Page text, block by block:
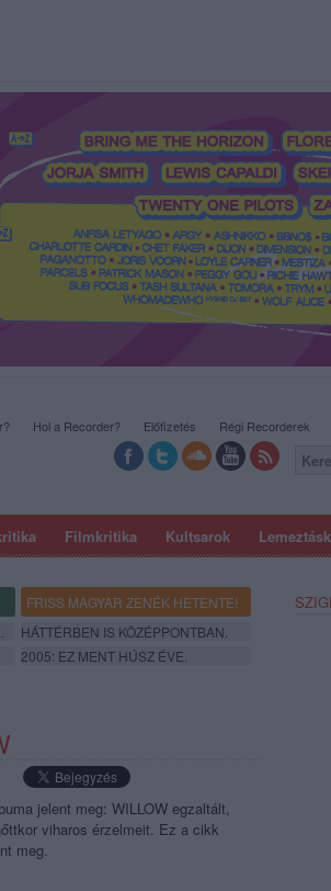
Filmkritika Kultsarok
Hol a Recorder? Előfizetés Régi Recorderek
FRISS MAGYAR ZENÉK HETENTE!
HÁTTÉRBEN IS KÖZÉPPONTBAN.
2005: EZ MENT HÚSZ ÉVE.
jelent meg: WILLOW egzaltált,
viharos érzelmeit. Ez a cikk
meg.